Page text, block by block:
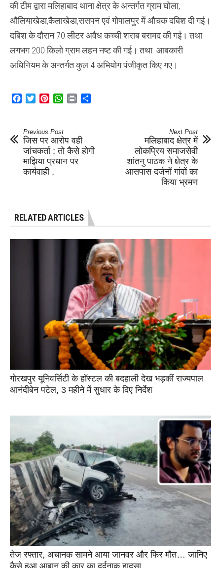
लीटर
अवैध
कच्ची
शराब
की टीम द्वारा मलिहाबाद थाना क्षेत्र के अन्तर्गत ग्राम घोला,
औलियाखेडा,कैलाखेडा,ससपन एवं गोपालपुर में औचक दबिश दी गई।
दबिश के दौरान 70 लीटर अवैध कच्ची शराब बरामद की गई। तथा
लगभग 200 किलो ग्राम लहन नष्ट की गई। तथा आबकारी
अधिनियम के अन्तर्गत कुल 4 अभियोग पंजीकृत किए गए।
Facebook
TwitterPinterestWhatsApp
Print
Previous Post
जिस पर आरोप वही
जांचकर्ता ; तो कैसे होगी
माझिया प्रधान पर
कार्यवाही ,
Next Post
मलिहाबाद क्षेत्र में
लोकप्रिय समाजसेवी
शांतनु पाठक ने क्षेत्र के
आसपास दर्जनों गांवों का
किया भ्रमण
RELATED ARTICLES
गोरखपुर यूनिवर्सिटी के हॉस्टल की बदहाली देख भड़कीं राज्यपाल
आनंदीबेन पटेल, 3 महीने में सुधार के दिए निर्देश
तेज रफ्तार, अचानक सामने आया जानवर और फिर मौत… जानिए